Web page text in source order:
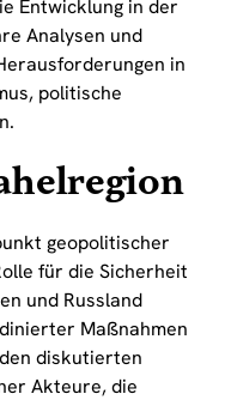
Entwicklung in der
Analysen und
in
politische
geopolitischer
für die Sicherheit
und Russland
Maßnahmen
diskutierten
Akteure, die